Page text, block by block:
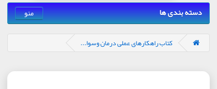
دسته بندی ها منو
کتاب راهکارهای عملی درمان وسوا...